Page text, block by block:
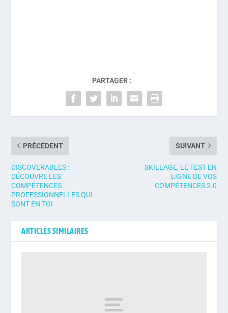
PARTAGER :
PRÉCÉDENT
DISCOVERABLES :
DÉCOUVRE LES
COMPÉTENCES
PROFESSIONNELLES QUI
SONT EN TOI
SUIVANT
SKILLAGE, LE TEST EN
LIGNE DE VOS
COMPÉTENCES 2.0
ARTICLES SIMILAIRES